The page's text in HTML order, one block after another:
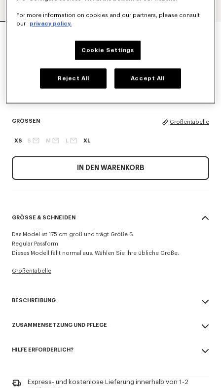
SWEATSHIRT MIT „BOKE FLOWER 2.0“-
Pastel Pink
GRÖSSEN Größentabelle
XS S M XL
IN DEN WARENKORB
GRÖSSE & SCHNEIDEN
Das Model ist 175 cm groß und trägt Größe S.
Regular Passform.
Dieses Modell fällt normal aus. Wählen Sie Ihre übliche Größe.
Größentabelle
BESCHREIBUNG
Leichter, ungebürsteter Molton.
ZUSAMMENSETZUNG UND PFLEGE
100% cotton
Bügeln bei niedriger Temperatur
HILFE ERFORDERLICH?
Express- und kostenlose Lieferung innerhalb von 1-2
For more information on cookies and our partners, please consult
our
privacy policy.
Cookie Settings
Reject All Accept All